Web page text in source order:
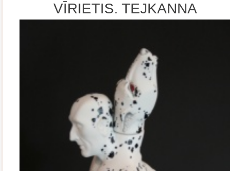
VĪRIETIS. TEJKANNA